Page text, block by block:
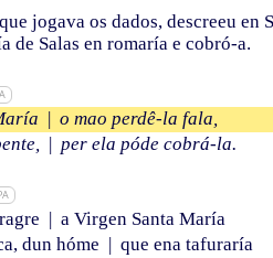
jogava os dados, descreeu en
de Salas en romaría e cobró-a.
| o mao perdê-la fala,
| per ela póde cobrá-la.
| a Virgen Santa María
dun hóme | que ena tafuraría